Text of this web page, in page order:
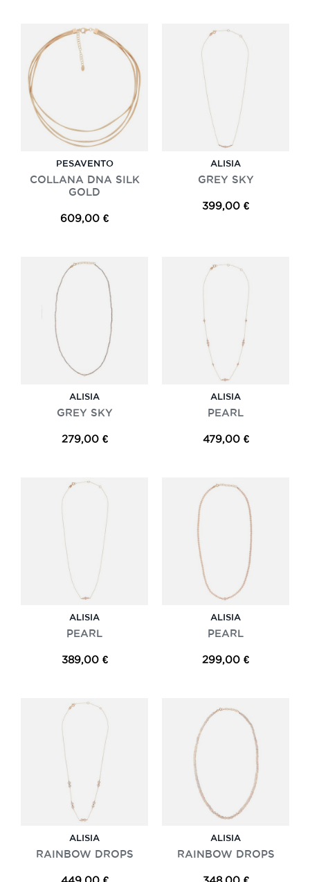
PESAVENTO
COLLANA DNA SILK
GOLD
609,00 €
ALISIA
GREY SKY
399,00 €
ALISIA
GREY SKY
279,00 €
ALISIA
PEARL
479,00 €
ALISIA
PEARL
389,00 €
ALISIA
PEARL
299,00 €
ALISIA
RAINBOW DROPS
ALISIA
RAINBOW DROPS